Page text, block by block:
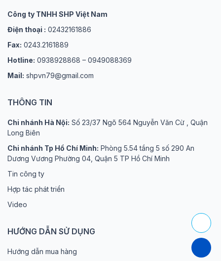
Công ty TNHH SHP Việt Nam
Điện thoại : 02432161886
Fax: 0243.2161889
Hotline: 0938928868 – 0949088369
Mail: shpvn79@gmail.com
THÔNG TIN
Chi nhánh Hà Nội: Số 23/37 Ngõ 564 Nguyễn Văn Cừ , Quận
Long Biên
Chi nhánh Tp Hồ Chí Minh: Phòng 5.54 tầng 5 số 290 An
Dương Vương Phường 04, Quận 5 TP Hồ Chí Minh
Tin công ty
Hợp tác phát triển
Video
HƯỚNG DẪN SỬ DỤNG
Hướng dẫn mua hàng